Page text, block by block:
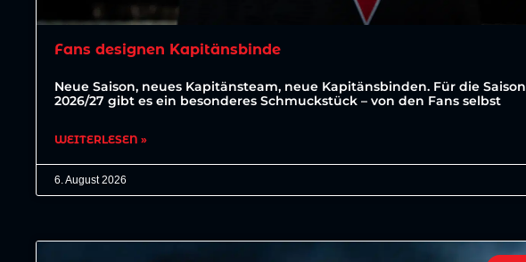
Fans designen Kapitänsbinde
Neue Saison, neues Kapitänsteam, neue Kapitänsbinden. Für die Saison
2026/27 gibt es ein besonderes Schmuckstück – von den Fans selbst
WEITERLESEN »
6. August 2026